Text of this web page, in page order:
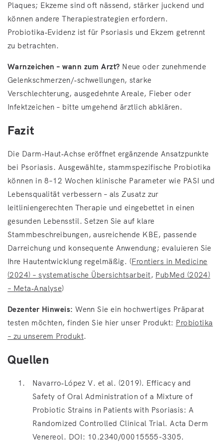
Plaques; Ekzeme sind oft nässend, stärker juckend und
können andere Therapiestrategien erfordern.
Probiotika‑Evidenz ist für Psoriasis und Ekzem getrennt
zu betrachten.
Warnzeichen – wann zum Arzt? Neue oder zunehmende
Gelenkschmerzen/‑schwellungen, starke
Verschlechterung, ausgedehnte Areale, Fieber oder
Infektzeichen – bitte umgehend ärztlich abklären.
Fazit
Die Darm‑Haut‑Achse eröffnet ergänzende Ansatzpunkte
bei Psoriasis. Ausgewählte, stammspezifische Probiotika
können in 8–12 Wochen klinische Parameter wie PASI und
Lebensqualität verbessern – als Zusatz zur
leitliniengerechten Therapie und eingebettet in einen
gesunden Lebensstil. Setzen Sie auf klare
Stammbeschreibungen, ausreichende KBE, passende
Darreichung und konsequente Anwendung; evaluieren Sie
Ihre Hautentwicklung regelmäßig. (Frontiers in Medicine
(2024) – systematische Übersichtsarbeit, PubMed (2024)
– Meta‑Analyse)
Dezenter Hinweis: Wenn Sie ein hochwertiges Präparat
testen möchten, finden Sie hier unser Produkt: Probiotika
– zu unserem Produkt.
Quellen
Navarro‑López V. et al. (2019). Efficacy and
Safety of Oral Administration of a Mixture of
Probiotic Strains in Patients with Psoriasis: A
Randomized Controlled Clinical Trial. Acta Derm
Venereol. DOI: 10.2340/00015555-3305.